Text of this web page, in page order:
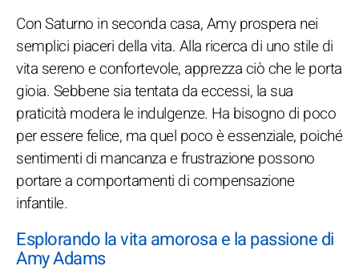
Con Saturno in seconda casa, Amy prospera nei
semplici piaceri della vita. Alla ricerca di uno stile di
vita sereno e confortevole, apprezza ciò che le porta
gioia. Sebbene sia tentata da eccessi, la sua
praticità modera le indulgenze. Ha bisogno di poco
per essere felice, ma quel poco è essenziale, poiché
sentimenti di mancanza e frustrazione possono
portare a comportamenti di compensazione
infantile.
Esplorando la vita amorosa e la passione di
Amy Adams